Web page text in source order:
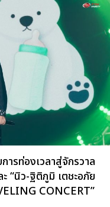
ารท่องเวลาสู่จักรวาล
“นิว-ฐิติภูมิ เตชะอภัย
CONCERT”